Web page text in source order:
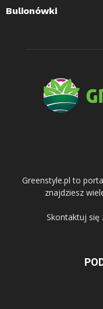
Bulionówki
Greenstyle.pl to
znajdziesz
Skontaktuj się